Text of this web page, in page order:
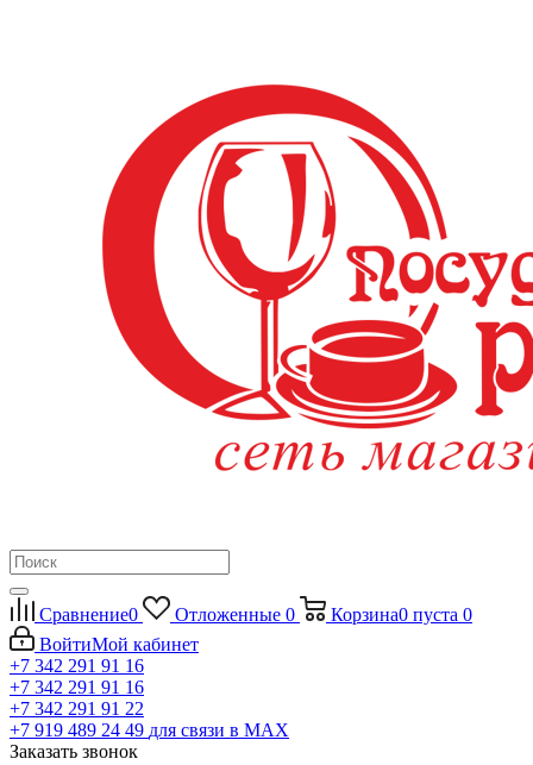
Сравнение0 Отложенные 0 Корзина0 пуста 0
ВойтиМой кабинет
+7 342 291 91 16
+7 342 291 91 16
+7 342 291 91 22
+7 919 489 24 49 для связи в МАХ
Заказать звонок